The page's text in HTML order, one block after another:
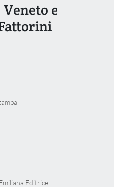
e
Editrice